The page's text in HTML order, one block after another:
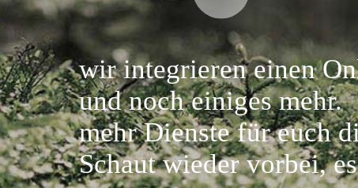
wir integrieren einen
und noch einiges
mehr Dienste für euch
Schaut wieder vorbei,